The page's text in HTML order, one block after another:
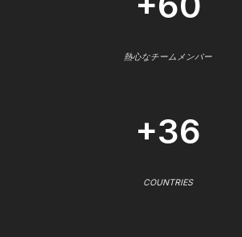
熱心なチームメンバー
+36
COUNTRIES